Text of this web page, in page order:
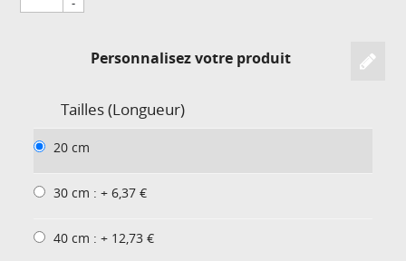
Personnalisez votre produit
Tailles (Longueur)
20 cm
30 cm : + 6,37 €
40 cm : + 12,73 €